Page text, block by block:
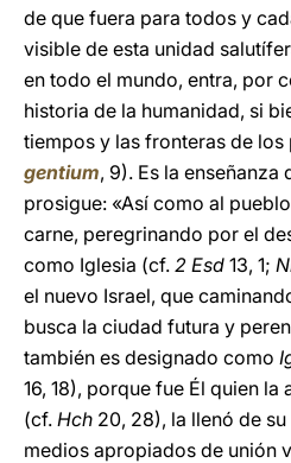
de que fuera para todos y
visible de esta unidad
en todo el mundo, entra, por
historia de la humanidad, si
tiempos y las fronteras de los
gentium, 9). Es la enseñanza
prosigue: «Así como al
carne, peregrinando por el
como Iglesia (cf. 2 Esd 13, 1;
el nuevo Israel, que
busca la ciudad futura y
también es designado como
16, 18), porque fue Él quien
(cf. Hch 20, 28), la llenó de
medios apropiados de unión